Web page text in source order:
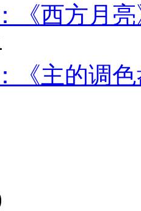
《西方月
《主的调